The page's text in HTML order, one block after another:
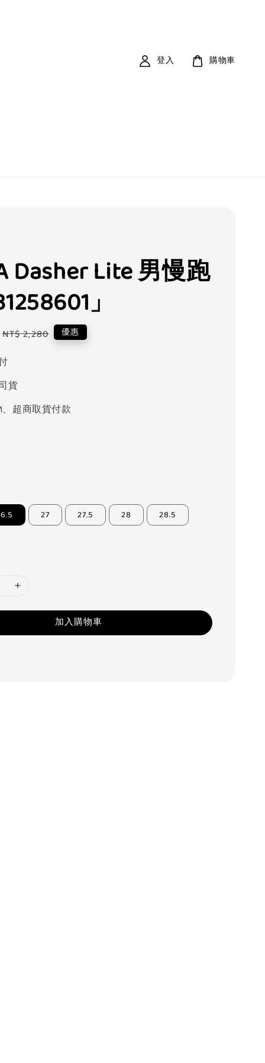
登入 購物車
Dasher Lite 男慢跑
」
Regular
NT$ 2,280 優惠
貨
、超商取貨付款
27 27.5 28 28.5
加入購物車